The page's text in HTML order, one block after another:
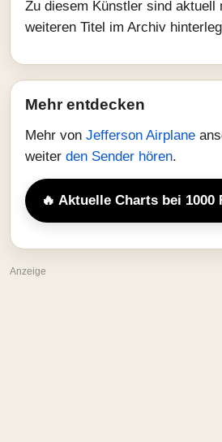
Zu diesem Künstler sind aktuell
weiteren Titel im Archiv
Mehr entdecken
Mehr von Jefferson Airplane
weiter den Sender hören.
🔥 Aktuelle Charts bei 1000
Anzeige